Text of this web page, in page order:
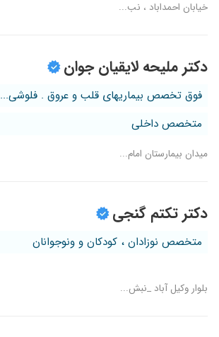
خیابان احمداباد ، نب...
دکتر ملیحه لایقیان جوان
فوق تخصص بیماریهای قلب و عروق . فلوشی...
متخصص داخلی
میدان بیمارستان امام...
دکتر تکتم گنجی
متخصص نوزادان ، کودکان و ونوجوانان
بلوار وکیل آباد _نبش...